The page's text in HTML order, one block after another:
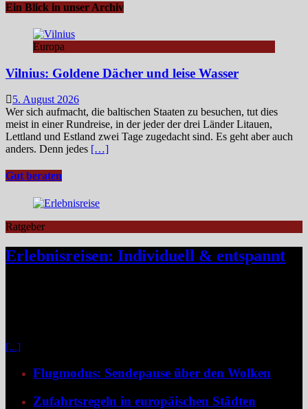
Ein Blick in unser Archiv
Europa
Vilnius: Goldene Dächer und leise Wasser
5. August 2026
Wer sich aufmacht, die baltischen Staaten zu besuchen, tut dies
meist in einer Rundreise, in der jeder der drei Länder Litauen,
Lettland und Estland zwei Tage zugedacht sind. Es geht aber auch
anders. Denn jedes […]
Gut beraten
Ratgeber
Erlebnisreisen: Individuell & entspannt
[...]
Flugmodus: Sendepause über den Wolken
Zufahrtsregeln in europäischen Städten